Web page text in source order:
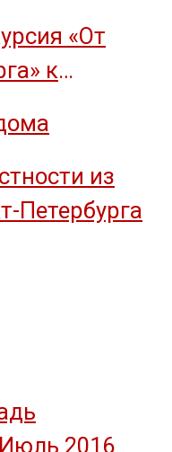
«От
к
из
Петербурга
2016